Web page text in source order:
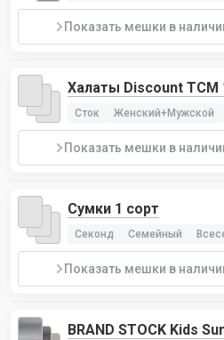
Показать мешки в
Халаты Discount TCM
Сток Женский+Мужской
Показать мешки в
Сумки 1 сорт
Секонд Семейный
Показать мешки в
BRAND STOCK Kids